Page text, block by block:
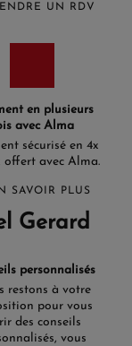
UN RDV
en plusieurs
avec Alma
sécurisé en 4x
offert avec Alma.
SAVOIR PLUS
Gerard
personnalisés
restons à votre
pour vous
des conseils
vous